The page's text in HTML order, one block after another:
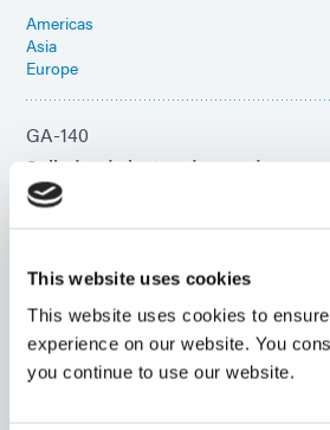
This website uses cookies
This website uses cookies to
experience on our website. You
you continue to use our website.
Americas
Asia
Europe
GA-140
Sellador de juntas de curado por
aplicaciones que requieren
a los productos químicos y una
adhesión a superficies de nailon y
Americas
Asia
Europe